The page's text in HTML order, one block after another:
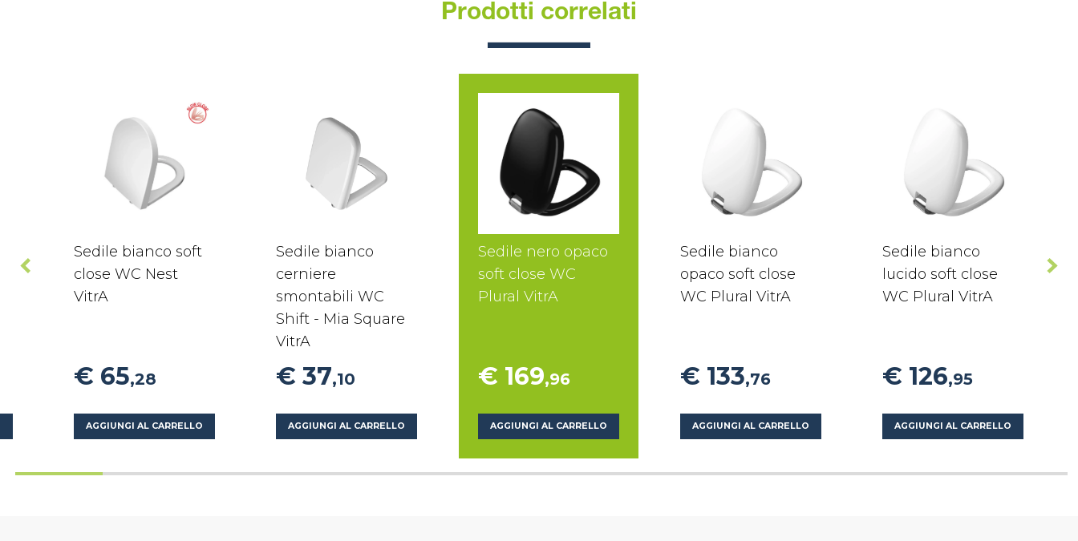
Prodotti correlati
Sedile bianco soft
close WC Nest
VitrA
€ 65,28
AGGIUNGI AL CARRELLO
Sedile bianco
cerniere
smontabili WC
Shift - Mia Square
VitrA
€ 37,10
AGGIUNGI AL CARRELLO
Sedile nero opaco
soft close WC
Plural VitrA
€ 169,96
AGGIUNGI AL CARRELLO
Sedile bianco
opaco soft close
WC Plural VitrA
€ 133,76
AGGIUNGI AL CARRELLO
Sedile bianco
lucido soft close
WC Plural VitrA
€ 126,95
AGGIUNGI AL CARRELLO